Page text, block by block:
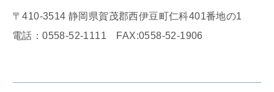
〒410-3514 静岡県賀茂郡西伊豆町仁科401番地の1
電話：0558-52-1111 FAX:0558-52-1906